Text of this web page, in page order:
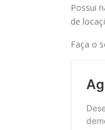
Possui
de
Faça o